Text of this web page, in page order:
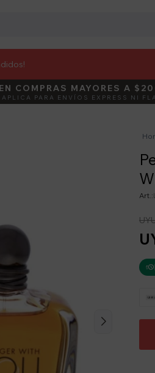
DEBUT
COMPRAS MAYORES A
PARA ENVÍOS EXPRESS NI